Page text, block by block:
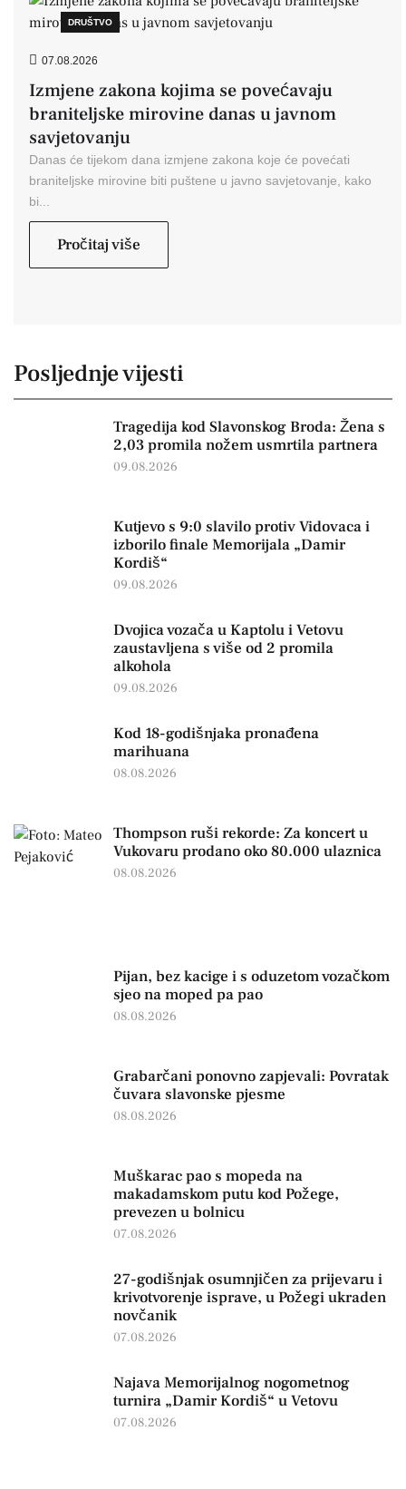
DRUŠTVO
07.08.2026
Izmjene zakona kojima se povećavaju
braniteljske mirovine danas u javnom
savjetovanju
Danas će tijekom dana izmjene zakona koje će povećati
braniteljske mirovine biti puštene u javno savjetovanje, kako
bi...
Pročitaj više
Posljednje vijesti
Tragedija kod Slavonskog Broda: Žena s
2,03 promila nožem usmrtila partnera
09.08.2026
Kutjevo s 9:0 slavilo protiv Vidovaca i
izborilo finale Memorijala „Damir
Kordiš“
09.08.2026
Dvojica vozača u Kaptolu i Vetovu
zaustavljena s više od 2 promila
alkohola
09.08.2026
Kod 18-godišnjaka pronađena
marihuana
08.08.2026
Thompson ruši rekorde: Za koncert u
Vukovaru prodano oko 80.000 ulaznica
08.08.2026
Pijan, bez kacige i s oduzetom vozačkom
sjeo na moped pa pao
08.08.2026
Grabarčani ponovno zapjevali: Povratak
čuvara slavonske pjesme
08.08.2026
Muškarac pao s mopeda na
makadamskom putu kod Požege,
prevezen u bolnicu
07.08.2026
27-godišnjak osumnjičen za prijevaru i
krivotvorenje isprave, u Požegi ukraden
novčanik
07.08.2026
Najava Memorijalnog nogometnog
turnira „Damir Kordiš“ u Vetovu
07.08.2026